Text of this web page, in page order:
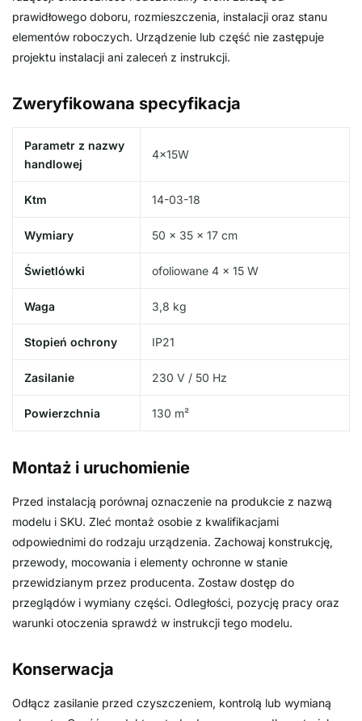
prawidłowego doboru, rozmieszczenia, instalacji oraz stanu
elementów roboczych. Urządzenie lub część nie zastępuje
projektu instalacji ani zaleceń z instrukcji.
Zweryfikowana specyfikacja
Parametr z nazwy
handlowej
4x15W
Ktm 14-03-18
Wymiary 50 × 35 × 17 cm
Świetlówki ofoliowane 4 × 15 W
Waga 3,8 kg
Stopień ochrony IP21
Zasilanie 230 V / 50 Hz
Powierzchnia 130 m²
Montaż i uruchomienie
Przed instalacją porównaj oznaczenie na produkcie z nazwą
modelu i SKU. Zleć montaż osobie z kwalifikacjami
odpowiednimi do rodzaju urządzenia. Zachowaj konstrukcję,
przewody, mocowania i elementy ochronne w stanie
przewidzianym przez producenta. Zostaw dostęp do
przeglądów i wymiany części. Odległości, pozycję pracy oraz
warunki otoczenia sprawdź w instrukcji tego modelu.
Konserwacja
Odłącz zasilanie przed czyszczeniem, kontrolą lub wymianą